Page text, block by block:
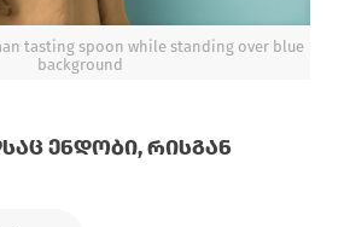
tasting spoon while standing over blue
background
ენდობი, რისგან